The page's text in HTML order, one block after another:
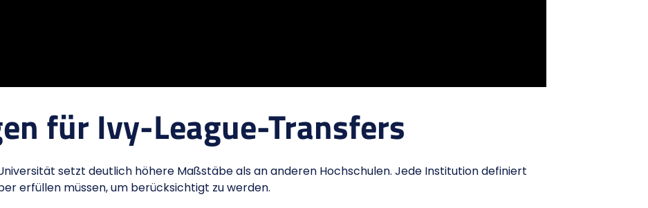
für Ivy-League-Transfers
setzt deutlich höhere Maßstäbe als an anderen Hochschulen. Jede Institution definiert
erfüllen müssen, um berücksichtigt zu werden.